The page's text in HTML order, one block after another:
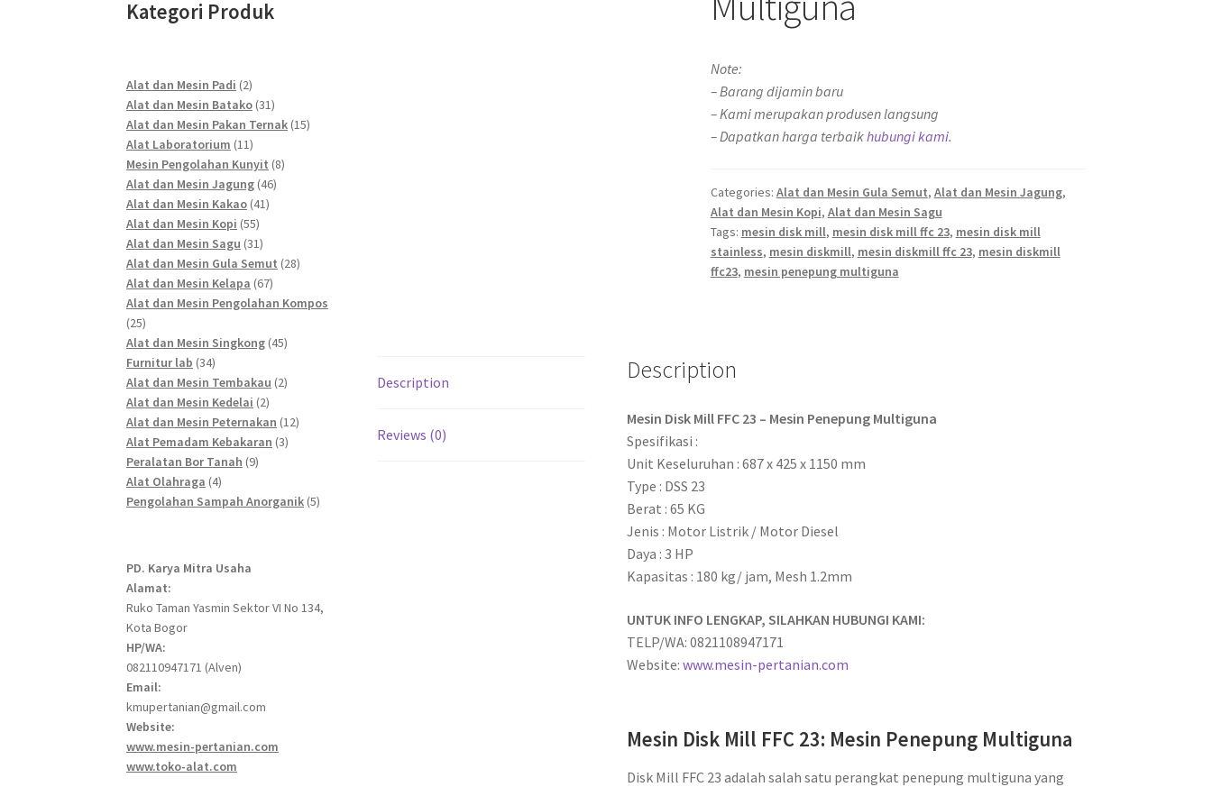
Note:
– Barang dijamin baru
– Kami merupakan produsen langsung
– Dapatkan harga terbaikhubungi kami.
Categories: Alat dan Mesin Gula Semut, Alat dan Mesin Jagung,
Alat dan Mesin Kopi, Alat dan Mesin Sagu
Tags: mesin disk mill, mesin disk mill ffc 23, mesin disk mill
stainless, mesin diskmill, mesin diskmill ffc 23, mesin diskmill
ffc23, mesin penepung multiguna
Description
Reviews (0)
Description
Mesin Disk Mill FFC 23 – Mesin Penepung Multiguna
Spesifikasi :
Unit Keseluruhan : 687 x 425 x 1150 mm
Type : DSS 23
Berat : 65 KG
Jenis : Motor Listrik / Motor Diesel
Daya : 3 HP
Kapasitas : 180 kg/ jam, Mesh 1.2mm
UNTUK INFO LENGKAP, SILAHKAN HUBUNGI KAMI:
TELP/WA: 0821108947171
Website:www.mesin-pertanian.com
Mesin Disk Mill FFC 23: Mesin Penepung Multiguna
Disk Mill FFC 23 adalah salah satu perangkat penepung multiguna yang
Kategori Produk
Alat dan Mesin Padi 22
products
Alat dan Mesin Batako 3131
products
Alat dan Mesin Pakan Ternak 1515
Alat Laboratorium 1111
products
Mesin Pengolahan Kunyit 88
Alat dan Mesin Jagung 4646
Alat dan Mesin Kakao 4141
Alat dan Mesin Kopi 5555
products
Alat dan Mesin Sagu 3131
products
Alat dan Mesin Gula Semut 2828
Alat dan Mesin Kelapa 6767
products
Alat dan Mesin Pengolahan Kompos
2525
products
Alat dan Mesin Singkong 4545
Furnitur lab 3434
products
Alat dan Mesin Tembakau 22
Alat dan Mesin Kedelai 22
products
Alat dan Mesin Peternakan 1212
Alat Pemadam Kebakaran 33
Peralatan Bor Tanah 99
Alat Olahraga 44
products
Pengolahan Sampah Anorganik 55
PD. Karya Mitra Usaha
Alamat:
Ruko Taman Yasmin Sektor VI No 134,
Kota Bogor
HP/WA:
082110947171 (Alven)
Email:
kmupertanian@gmail.com
Website:
www.mesin-pertanian.com
www.toko-alat.com